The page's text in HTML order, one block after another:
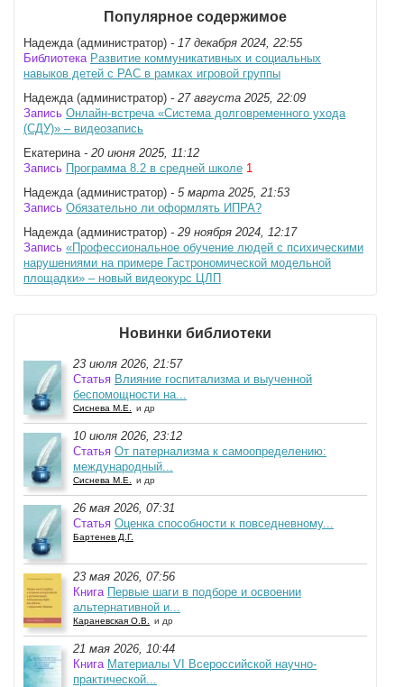
Популярное содержимое
Надежда (администратор) - 17 декабря 2024, 22:55
Библиотека Развитие коммуникативных и социальных
навыков детей с РАС в рамках игровой группы
Надежда (администратор) - 27 августа 2025, 22:09
Запись Онлайн-встреча «Система долговременного ухода
(СДУ)» – видеозапись
Екатерина - 20 июня 2025, 11:12
Запись Программа 8.2 в средней школе 1
Надежда (администратор) - 5 марта 2025, 21:53
Запись Обязательно ли оформлять ИПРА?
Надежда (администратор) - 29 ноября 2024, 12:17
Запись «Профессиональное обучение людей с психическими
нарушениями на примере Гастрономической модельной
площадки» – новый видеокурс ЦЛП
Новинки библиотеки
23 июля 2026, 21:57
Статья Влияние госпитализма и выученной
беспомощности на...
Сиснева М.Е. и др
10 июля 2026, 23:12
Статья От патернализма к самоопределению:
международный...
Сиснева М.Е. и др
26 мая 2026, 07:31
Статья Оценка способности к повседневному...
Бартенев Д.Г.
23 мая 2026, 07:56
Книга Первые шаги в подборе и освоении
альтернативной и...
Караневская О.В. и др
21 мая 2026, 10:44
Книга Материалы VI Всероссийской научно-
практической...